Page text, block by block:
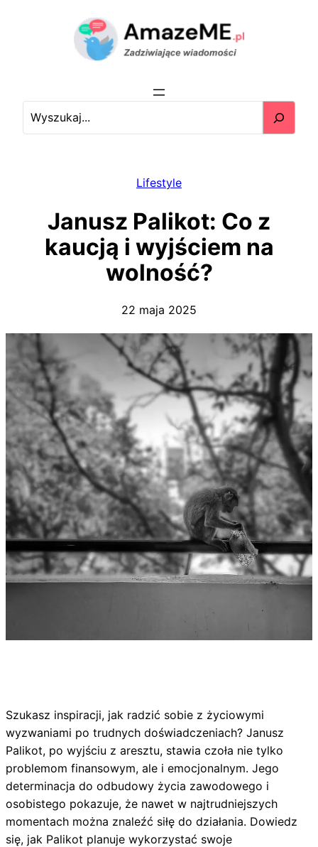
Lifestyle
Janusz Palikot: Co z
kaucją i wyjściem na
wolność?
22 maja 2025
Szukasz inspiracji, jak radzić sobie z życiowymi
wyzwaniami po trudnych doświadczeniach? Janusz
Palikot, po wyjściu z aresztu, stawia czoła nie tylko
problemom finansowym, ale i emocjonalnym. Jego
determinacja do odbudowy życia zawodowego i
osobistego pokazuje, że nawet w najtrudniejszych
momentach można znaleźć siłę do działania. Dowiedz
się, jak Palikot planuje wykorzystać swoje